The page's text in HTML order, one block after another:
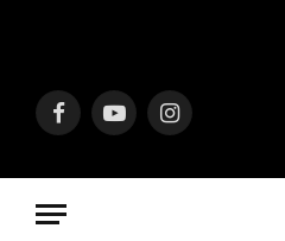
FacebookYouTubeInstagram